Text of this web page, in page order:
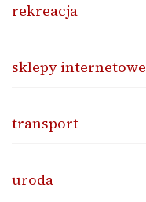
rekreacja
sklepy internetowe
transport
uroda